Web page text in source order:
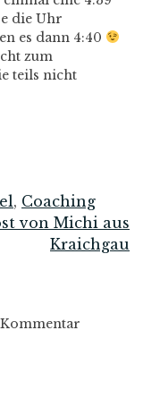
die Uhr
es dann 4:40
zum
teils nicht
, Coaching
von Michi aus
Kraichgau